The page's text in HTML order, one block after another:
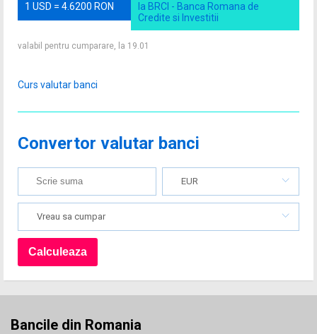
1 USD = 4.6200 RON
la BRCI - Banca Romana de
Credite si Investitii
valabil pentru cumparare, la 19.01
Curs valutar banci
Convertor valutar banci
EUR
Vreau sa cumpar
Bancile din Romania